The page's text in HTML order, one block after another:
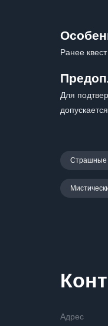
Ранее
Для
Страшные
Адрес